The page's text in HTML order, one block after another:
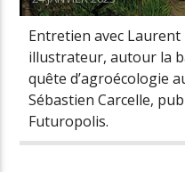
Entretien avec
illustrateur, autour la
quête d’agroécologie
Sébastien Carcelle,
Futuropolis.